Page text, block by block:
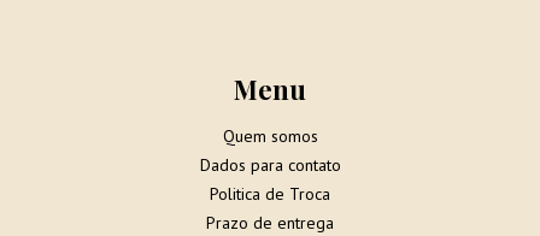
Menu
Quem somos
Dados para contato
Politica de Troca
Prazo de entrega